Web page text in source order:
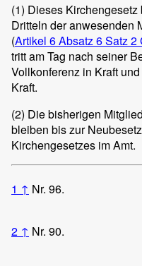
(1) Dieses
Dritteln der anwesenden
(Artikel 6 Absatz 6 Satz 2
tritt am Tag nach seiner
Vollkonferenz in Kraft
Kraft.
(2) Die bisherigen
bleiben bis zur
Kirchengesetzes im Amt.
1 ↑ Nr. 96.
2 ↑ Nr. 90.